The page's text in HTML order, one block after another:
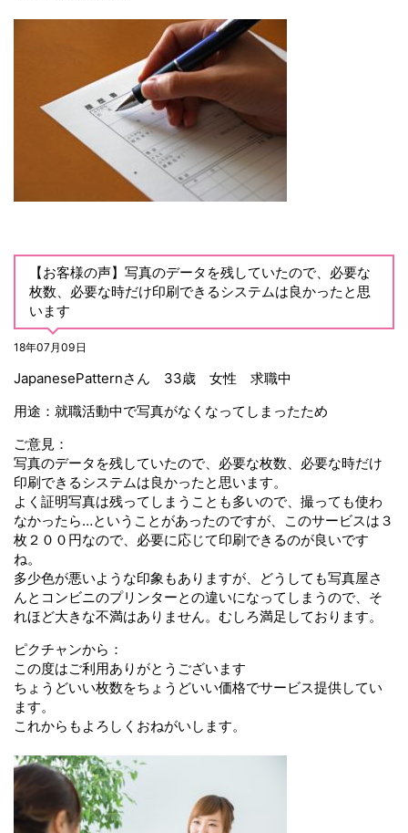
【お客様の声】写真のデータを残していたので、必要な
枚数、必要な時だけ印刷できるシステムは良かったと思
います
18年07月09日
JapanesePatternさん 33歳 女性 求職中
用途：就職活動中で写真がなくなってしまったため
ご意見：
写真のデータを残していたので、必要な枚数、必要な時だけ
印刷できるシステムは良かったと思います。
よく証明写真は残ってしまうことも多いので、撮っても使わ
なかったら…ということがあったのですが、このサービスは３
枚２００円なので、必要に応じて印刷できるのが良いです
ね。
多少色が悪いような印象もありますが、どうしても写真屋さ
んとコンビニのプリンターとの違いになってしまうので、そ
れほど大きな不満はありません。むしろ満足しております。
ピクチャンから：
この度はご利用ありがとうございます
ちょうどいい枚数をちょうどいい価格でサービス提供してい
ます。
これからもよろしくおねがいします。